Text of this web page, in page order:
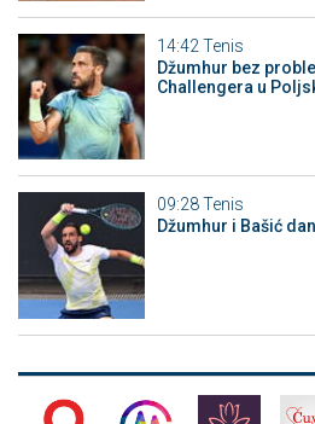
14:42 Tenis
Džumhur bez
Challengera u
09:28Tenis
Džumhur i Bašić